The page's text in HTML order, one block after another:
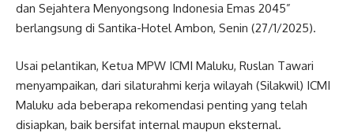
dan Sejahtera Menyongsong Indonesia Emas 2045”
berlangsung di Santika-Hotel Ambon, Senin (27/1/2025).
Usai pelantikan, Ketua MPW ICMI Maluku, Ruslan Tawari
menyampaikan, dari silaturahmi kerja wilayah (Silakwil) ICMI
Maluku ada beberapa rekomendasi penting yang telah
disiapkan, baik bersifat internal maupun eksternal.